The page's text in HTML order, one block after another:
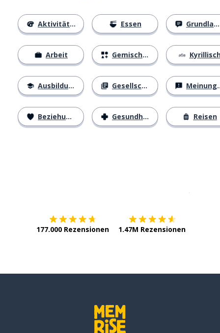
Aktivitäten
Arbeit
Ausbildung
Beziehungen
Essen
Gemischtes
Gesellschaft
Gesundheit
Grundlagen
Meinungen
Reisen
177.000 Rezensionen 1.47M Rezensionen